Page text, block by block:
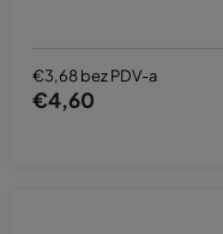
€3,68 bez PDV-a
€4,60